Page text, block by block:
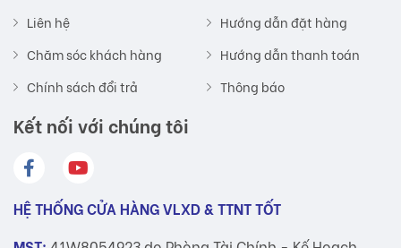
Liên hệ
Chăm sóc khách hàng
Chính sách đổi trả
Hướng dẫn đặt hàng
Hướng dẫn thanh toán
Thông báo
Kết nối với chúng tôi
HỆ THỐNG CỬA HÀNG VLXD & TTNT TỐT